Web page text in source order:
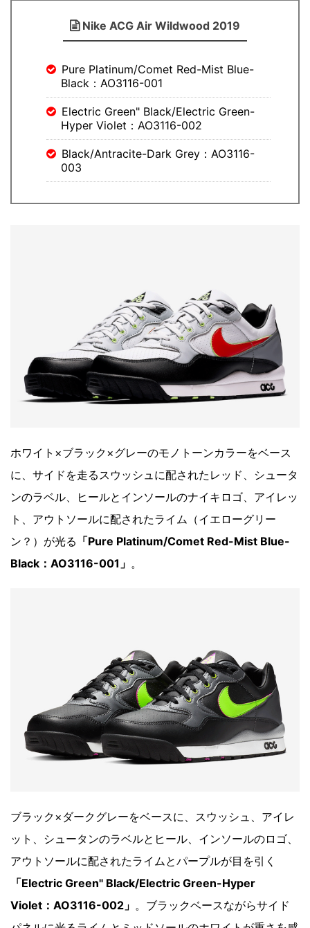
Nike ACG Air Wildwood 2019
Pure Platinum/Comet Red-Mist Blue-
Black：AO3116-001
Electric Green" Black/Electric Green-
Hyper Violet：AO3116-002
Black/Antracite-Dark Grey：AO3116-
003
ホワイト×ブラック×グレーのモノトーンカラーをベース
に、サイドを走るスウッシュに配されたレッド、シュータ
ンのラベル、ヒールとインソールのナイキロゴ、アイレッ
ト、アウトソールに配されたライム（イエローグリー
ン？）が光る 「Pure Platinum/Comet Red-Mist Blue-
Black：AO3116-001」 。
ブラック×ダークグレーをベースに、スウッシュ、アイレ
ット、シュータンのラベルとヒール、インソールのロゴ、
アウトソールに配されたライムとパープルが目を引く
「Electric Green" Black/Electric Green-Hyper
Violet：AO3116-002」 。ブラックベースながらサイド